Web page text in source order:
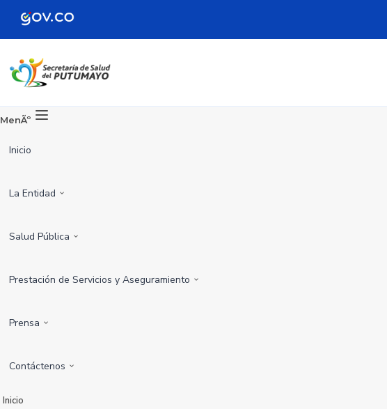
MenÃº
Inicio
La Entidad
Salud Pública
Prestación de Servicios y Aseguramiento
Prensa
Contáctenos
Inicio